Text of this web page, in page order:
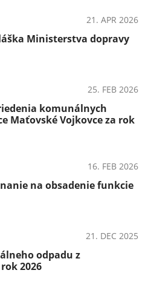
21. APR 2026
Ministerstva dopravy
25. FEB 2026
komunálnych
Maťovské Vojkovce za rok
16. FEB 2026
na obsadenie funkcie
21. DEC 2025
odpadu z
2026